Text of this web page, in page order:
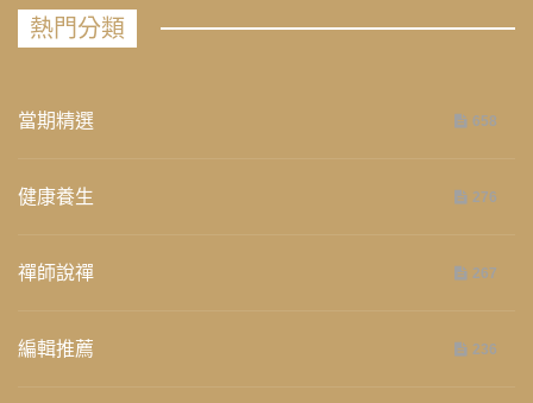
熱門分類
當期精選 658
健康養生 276
禪師說禪 267
編輯推薦 236